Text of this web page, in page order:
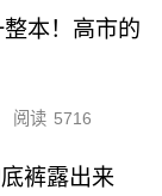
本！高市的
阅读 5716
裤露出来